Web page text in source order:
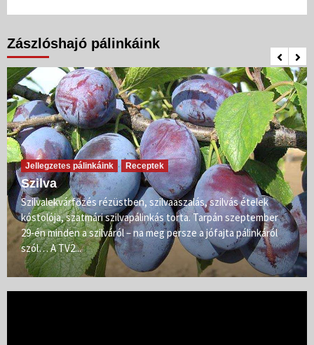
Zászlóshajó pálinkáink
Jellegzetes pálinkáink Receptek
Szilva
Szilvalekvárfőzés rézüstben, szilvaaszalás, szilvás ételek
kóstolója, szatmári szilvapálinkás torta. Tarpán szeptember
29-én minden a szilváról – na meg persze a jófajta pálinkáról
szól… A TV2...